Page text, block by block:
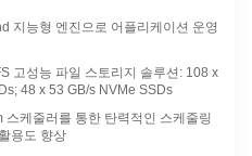
지능형 엔진으로 어플리케이션 운영
고성능 파일 스토리지 솔루션: 108 x
48 x 53 GB/s NVMe SSDs
스케줄러를 통한 탄력적인 스케줄링
용도 향상